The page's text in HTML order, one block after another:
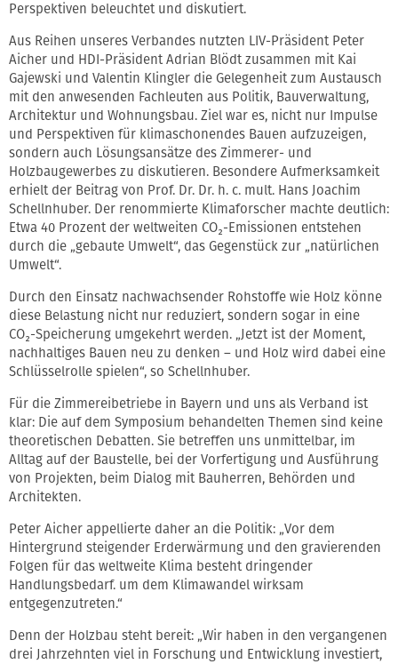
Perspektiven beleuchtet und diskutiert.
Aus Reihen unseres Verbandes nutzten LIV-Präsident Peter
Aicher und HDI-Präsident Adrian Blödt zusammen mit Kai
Gajewski und Valentin Klingler die Gelegenheit zum Austausch
mit den anwesenden Fachleuten aus Politik, Bauverwaltung,
Architektur und Wohnungsbau. Ziel war es, nicht nur Impulse
und Perspektiven für klimaschonendes Bauen aufzuzeigen,
sondern auch Lösungsansätze des Zimmerer- und
Holzbaugewerbes zu diskutieren. Besondere Aufmerksamkeit
erhielt der Beitrag von Prof. Dr. Dr. h. c. mult. Hans Joachim
Schellnhuber. Der renommierte Klimaforscher machte deutlich:
Etwa 40 Prozent der weltweiten CO₂-Emissionen entstehen
durch die „gebaute Umwelt“, das Gegenstück zur „natürlichen
Umwelt“.
Durch den Einsatz nachwachsender Rohstoffe wie Holz könne
diese Belastung nicht nur reduziert, sondern sogar in eine
CO₂-Speicherung umgekehrt werden. „Jetzt ist der Moment,
nachhaltiges Bauen neu zu denken – und Holz wird dabei eine
Schlüsselrolle spielen“, so Schellnhuber.
Für die Zimmereibetriebe in Bayern und uns als Verband ist
klar: Die auf dem Symposium behandelten Themen sind keine
theoretischen Debatten. Sie betreffen uns unmittelbar, im
Alltag auf der Baustelle, bei der Vorfertigung und Ausführung
von Projekten, beim Dialog mit Bauherren, Behörden und
Architekten.
Peter Aicher appellierte daher an die Politik: „Vor dem
Hintergrund steigender Erderwärmung und den gravierenden
Folgen für das weltweite Klima besteht dringender
Handlungsbedarf. um dem Klimawandel wirksam
entgegenzutreten.“
Denn der Holzbau steht bereit: „Wir haben in den vergangenen
drei Jahrzehnten viel in Forschung und Entwicklung investiert,